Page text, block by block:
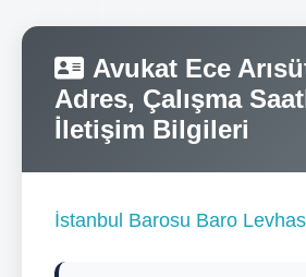
Avukat Ece
Adres, Çalışma
İletişim Bilgileri
İstanbul Barosu Baro